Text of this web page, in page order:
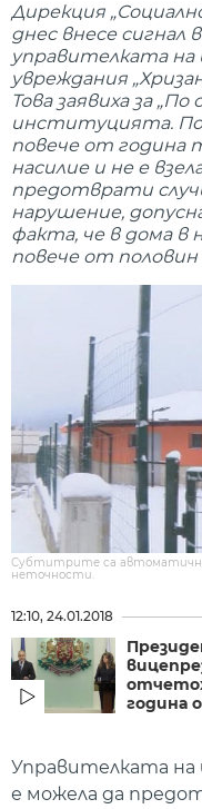
Дирекция
днес внесе
управителката на
увреждания
Това заявиха за
институцията.
повече от година
насилие и не е
предотврати
нарушение,
факта, че в дома в
повече от половин
Субтитрите са
неточности.
12:10, 24.01.2018
година
Управителката на
е можела да